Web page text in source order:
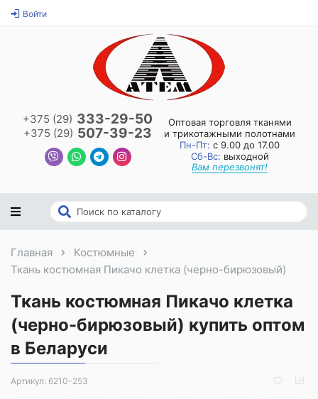
Войти
+375 (29) 333-29-50
+375 (29) 507-39-23
Оптовая торговля тканями
и трикотажными полотнами
Пн-Пт: с 9.00 до 17.00
Сб-Вс: выходной
Вам перезвонят!
Главная
Костюмные
Ткань костюмная Пикачо клетка (черно-бирюзовый)
Ткань костюмная Пикачо клетка
(черно-бирюзовый) купить оптом
в Беларуси
Артикул: 6210-253